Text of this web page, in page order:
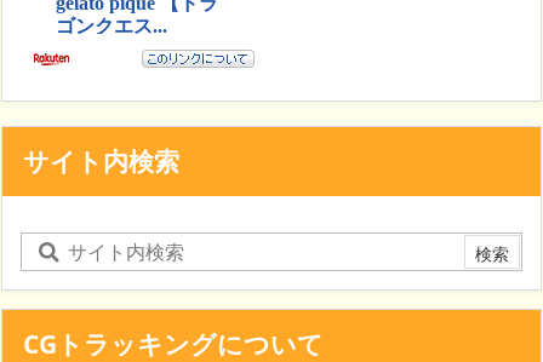
サイト内検索
CGトラッキングについて